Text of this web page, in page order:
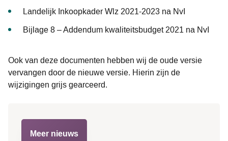
Landelijk Inkoopkader Wlz 2021-2023 na NvI
Bijlage 8 – Addendum kwaliteitsbudget 2021 na NvI
Ook van deze documenten hebben wij de oude versie
vervangen door de nieuwe versie. Hierin zijn de
wijzigingen grijs gearceerd.
Meer nieuws